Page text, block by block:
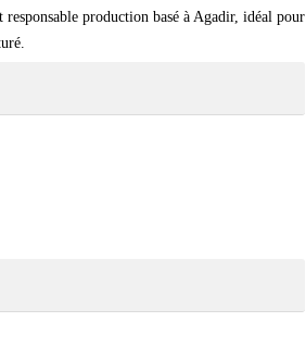
production basé à Agadir, idéal pour